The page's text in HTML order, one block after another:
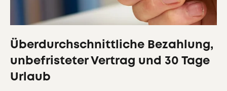
Überdurchschnittliche Bezahlung,
unbefristeter Vertrag und 30 Tage
Urlaub